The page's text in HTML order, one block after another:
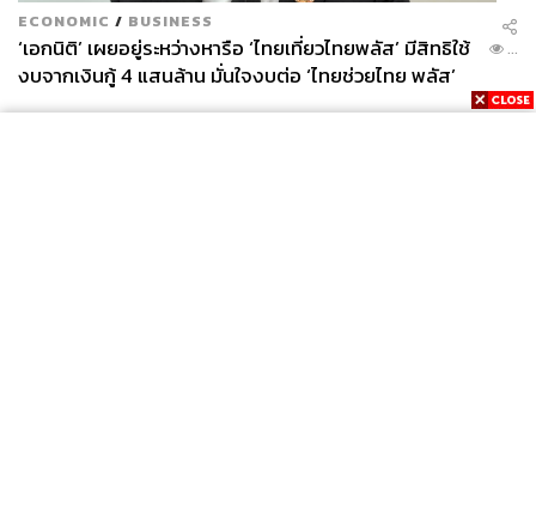
ECONOMIC / BUSINESS
‘เอกนิติ’ เผยอยู่ระหว่างหารือ ‘ไทยเที่ยวไทยพลัส’ มีสิทธิใช้
งบจากเงินกู้ 4 แสนล้าน มั่นใจงบต่อ ‘ไทยช่วยไทย พลัส’
เฟส 2 มีเพียงพอ
...